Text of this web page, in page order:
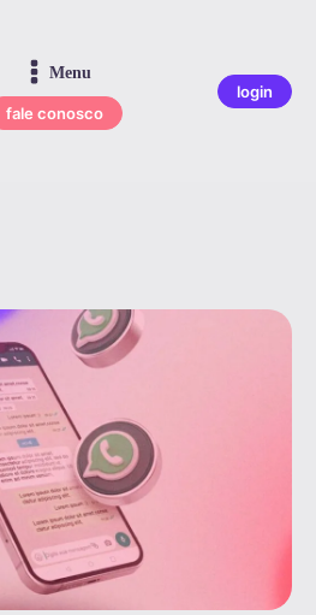
Menu
fale conosco
login